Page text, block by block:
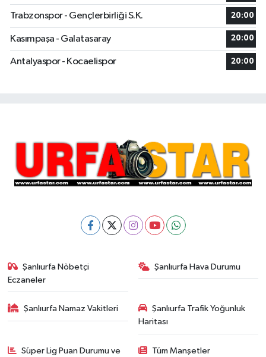
Trabzonspor - Gençlerbirliği S.K. 20:00
Kasımpaşa - Galatasaray 20:00
Antalyaspor - Kocaelispor 20:00
Şanlıurfa Nöbetçi
Eczaneler
Şanlıurfa Hava Durumu
Şanlıurfa Namaz Vakitleri
Şanlıurfa Trafik Yoğunluk
Haritası
Süper Lig Puan Durumu ve Tüm Manşetler